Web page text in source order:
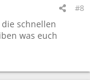
#8
schnellen
was euch